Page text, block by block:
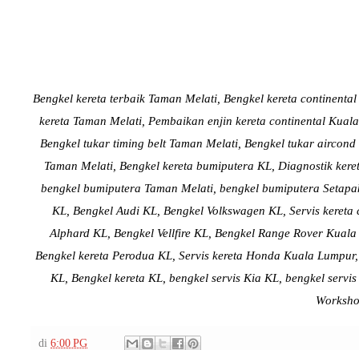
Bengkel kereta terbaik Taman Melati, Bengkel kereta continental
kereta Taman Melati, Pembaikan enjin kereta continental
Bengkel tukar timing belt Taman Melati , Bengkel tukar
Taman Melati, Bengkel kereta bumiputera KL, Diagnostik
bengkel bumiputera Taman Melati, bengkel bumiputera
KL, Bengkel Audi KL, Bengkel Volkswagen KL, Servis
Alphard KL, Bengkel Vellfire KL, Bengkel Range Rover
Bengkel kereta Perodua KL, Servis kereta Honda Kuala
KL, Bengkel kereta KL, bengkel servis Kia KL, bengkel
di 6:00 PG